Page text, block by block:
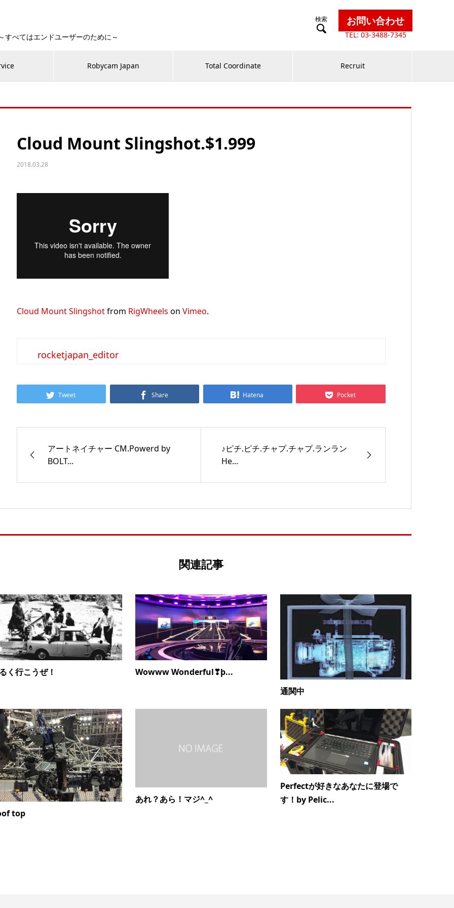
すべてはエンドユーザーのために～

お問い合わせ
TEL: 03-3488-7345
Robycam Japan Total Coordinate Recruit
Cloud Mount Slingshot.$1.999
2018.03.28
Cloud Mount Slingshotfrom RigWheels on Vimeo.
rocketjapan_editor
Tweet Share Hatena Pocket
アートネイチャー CM.Powerd by
BOLT...
♪ピチ.ピチ.チャプ.チャプ.ランラン
He...
関連記事
く行こうぜ！
Wowww Wonderful❣þ...
通関中
top
あれ？あら！マジ^_^
Perfectが好きなあなたに登場で
す！by Pelic...